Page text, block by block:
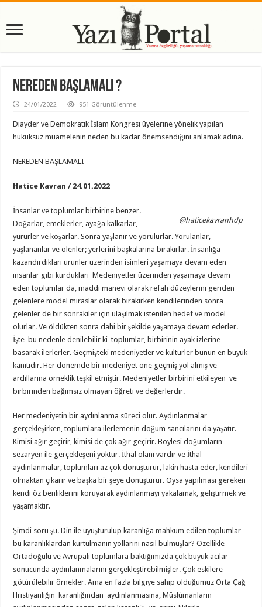
NEREDEN BAŞLAMALI ?
24/01/2022 951 Görüntülenme
Diayder ve Demokratik İslam Kongresi üyelerine yönelik yapılan
hukuksuz muamelenin neden bu kadar önemsendiğini anlamak adına.
NEREDEN BAŞLAMALI
Hatice Kavran / 24.01.2022
@haticekavranhdp
İnsanlar ve toplumlar birbirine benzer.
Doğarlar, emeklerler, ayağa kalkarlar,
yürürler ve koşarlar. Sonra yaşlanır ve yorulurlar. Yorulanlar,
yaşlananlar ve ölenler; yerlerini başkalarına bırakırlar. İnsanlığa
kazandırdıkları ürünler üzerinden isimleri yaşamaya devam eden
insanlar gibi kurdukları Medeniyetler üzerinden yaşamaya devam
eden toplumlar da, maddi manevi olarak refah düzeylerini geriden
gelenlere model miraslar olarak bırakırken kendilerinden sonra
gelenler de bir sonrakiler için ulaşılmak istenilen hedef ve model
olurlar. Ve öldükten sonra dahi bir şekilde yaşamaya devam ederler.
İşte bu nedenle denilebilir ki toplumlar, birbirinin ayak izlerine
basarak ilerlerler. Geçmişteki medeniyetler ve kültürler bunun en büyük
kanıtıdır. Her dönemde bir medeniyet öne geçmiş yol almış ve
ardıllarına örneklik teşkil etmiştir. Medeniyetler birbirini etkileyen ve
birbirinden bağımsız olmayan öğreti ve değerlerdir.
Her medeniyetin bir aydınlanma süreci olur. Aydınlanmalar
gerçekleşirken, toplumlara ilerlemenin doğum sancılarını da yaşatır.
Kimisi ağır geçirir, kimisi de çok ağır geçirir. Böylesi doğumların
sezaryen ile gerçekleşeni yoktur. İthal olanı vardır ve İthal
aydınlanmalar, toplumları az çok dönüştürür, lakin hasta eder, kendileri
olmaktan çıkarır ve başka bir şeye dönüştürür. Oysa yapılması gereken
kendi öz benliklerini koruyarak aydınlanmayı yakalamak, geliştirmek ve
yaşamaktır.
Şimdi soru şu. Din ile uyuşturulup karanlığa mahkum edilen toplumlar
bu karanlıklardan kurtulmanın yollarını nasıl bulmuşlar? Özellikle
Ortadoğulu ve Avrupalı toplumlara baktığımızda çok büyük acılar
sonucunda aydınlanmalarını gerçekleştirebilmişler. Çok eskilere
götürülebilir örnekler. Ama en fazla bilgiye sahip olduğumuz Orta Çağ
Hristiyanlığın karanlığından aydınlanmasına, Müslümanların